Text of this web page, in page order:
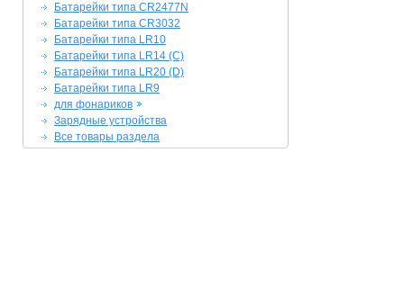
Батарейки типа CR2477N
Батарейки типа CR3032
Батарейки типа LR10
Батарейки типа LR14 (C)
Батарейки типа LR20 (D)
Батарейки типа LR9
для фонариков
Зарядные устройства
Все товары раздела